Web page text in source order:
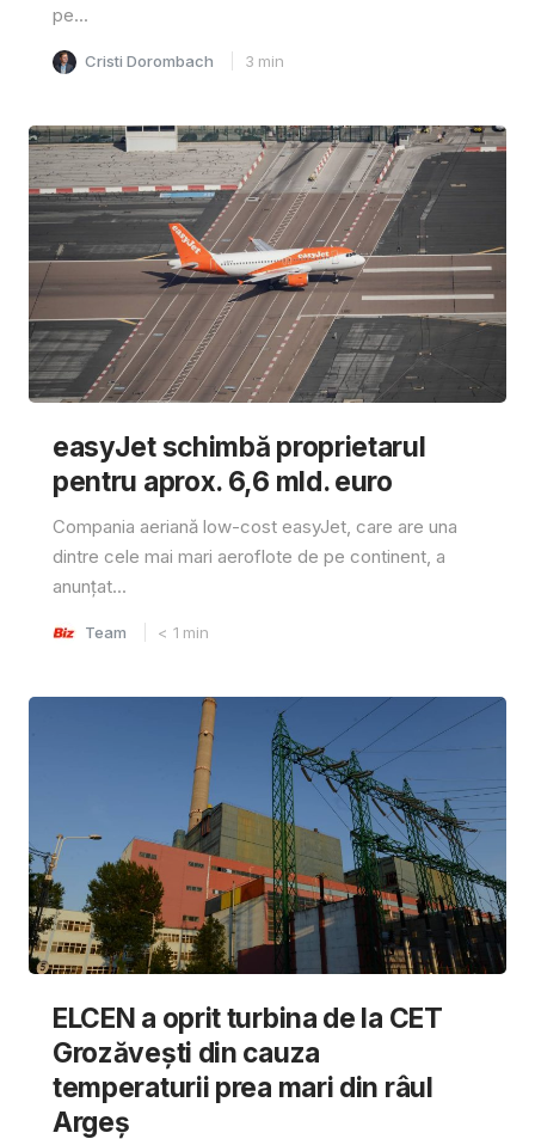
pe...
Cristi Dorombach 3 min
easyJet schimbă proprietarul
pentru aprox. 6,6 mld. euro
Compania aeriană low-cost easyJet, care are una
dintre cele mai mari aeroflote de pe continent, a
anunțat...
Team < 1 min
ELCEN a oprit turbina de la CET
Grozăvești din cauza
temperaturii prea mari din râul
Argeș